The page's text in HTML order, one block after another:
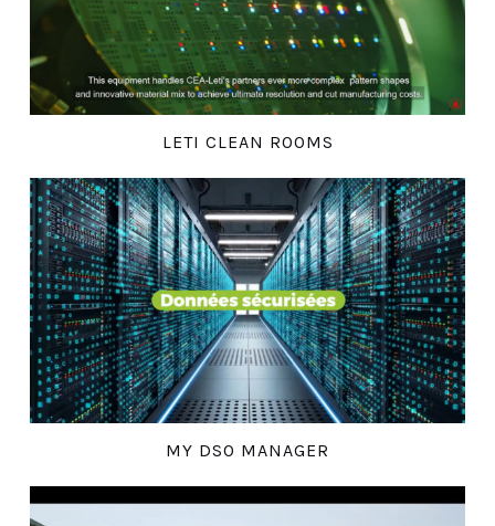
LETI CLEAN ROOMS
MY DSO MANAGER